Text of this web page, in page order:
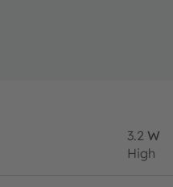
3.2 W
High